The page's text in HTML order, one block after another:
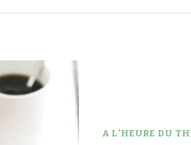
A L'HEURE DU